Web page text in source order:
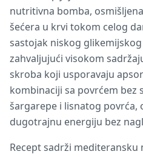
nutritivna bomba,
šećera u krvi tokom celog
sastojak niskog glikemijskog
zahvaljujući visokom
skroba koji usporavaju
kombinaciji sa povrćem bez
šargarepe i lisnatog povrća,
dugotrajnu energiju bez
Recept sadrži mediteransku